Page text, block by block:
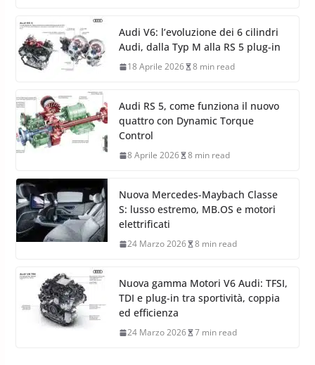
Audi V6: l’evoluzione dei 6 cilindri
Audi, dalla Typ M alla RS 5 plug-in
18 Aprile 2026 8 min read
Audi RS 5, come funziona il nuovo
quattro con Dynamic Torque
Control
8 Aprile 2026 8 min read
Nuova Mercedes-Maybach Classe
S: lusso estremo, MB.OS e motori
elettrificati
24 Marzo 2026 8 min read
Nuova gamma Motori V6 Audi: TFSI,
TDI e plug-in tra sportività, coppia
ed efficienza
24 Marzo 2026 7 min read